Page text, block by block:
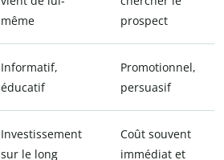
même
prospect
Informatif,
éducatif
Promotionnel,
persuasif
Investissement
sur le long
Coût souvent
immédiat et